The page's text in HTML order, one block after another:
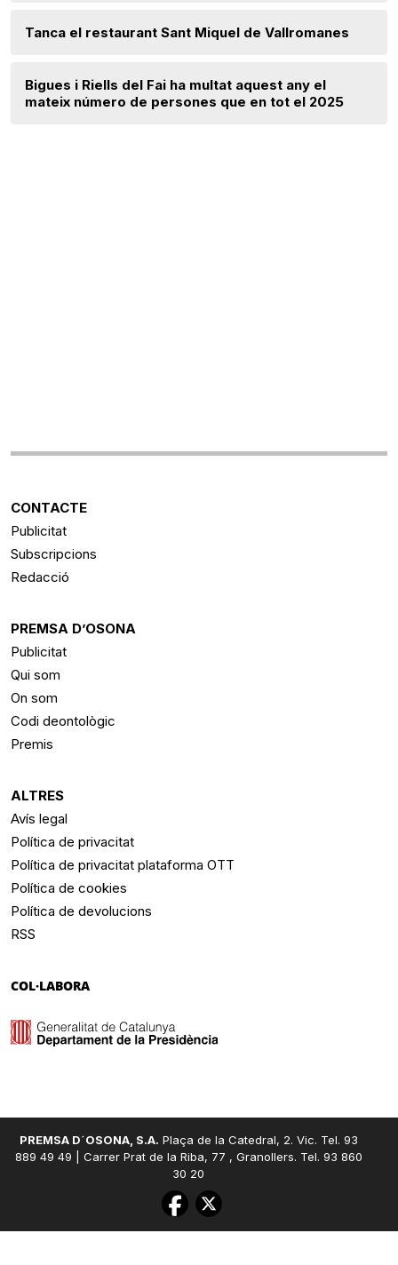
Tanca el restaurant Sant Miquel de Vallromanes
Bigues i Riells del Fai ha multat aquest any el
mateix número de persones que en tot el 2025
CONTACTE
Publicitat
Subscripcions
Redacció
PREMSA D’OSONA
Publicitat
Qui som
On som
Codi deontològic
Premis
ALTRES
Avís legal
Política de privacitat
Política de privacitat plataforma OTT
Política de cookies
Política de devolucions
RSS
COL·LABORA
PREMSA D´OSONA, S.A. Plaça de la Catedral, 2. Vic. Tel. 93
889 49 49 | Carrer Prat de la Riba, 77 , Granollers. Tel. 93 860
30 20